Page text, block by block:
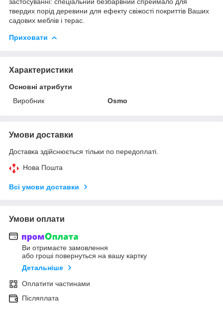
твердих порід деревини для ефекту свіжості покриттів Ваших
садових меблів і терас.
Приховати
Характеристики
Основні атрибути
Виробник
Osmo
Умови доставки
Доставка здійснюється тільки по передоплаті.
Нова Пошта
Всі умови доставки
Умови оплати
Ви отримаєте замовлення
або гроші повернуться на вашу картку
Детальніше
Оплатити частинами
Післяплата